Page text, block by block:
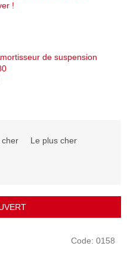
!
de suspension
cher Le plus cher
Code: 0158